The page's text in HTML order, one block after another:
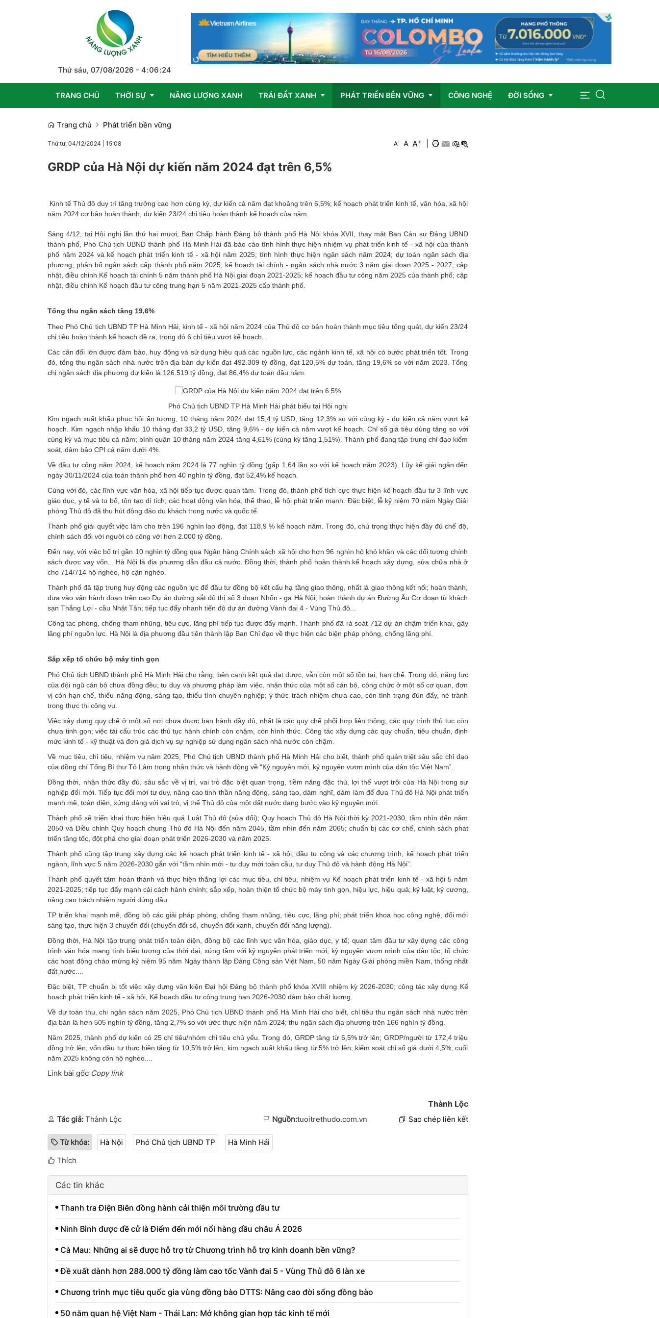
Thứ sáu, 07/08/2026 -4:06:25
TRANG CHỦ THỜI SỰ
Trong nước
Quốc tế
NĂNG LƯỢNG XANH TRÁI ĐẤT XANH
Giải pháp
PHÁT TRIỂN BỀN VỮNG CÔNG NGHỆ ĐỜI SỐNG
Trang chủ Phát triển bền vững
Thứ tư, 04/12/2024 15:08 A- A A+
GRDP của Hà Nội dự kiến năm 2024 đạt trên 6,5%
Kinh tế Thủ đô duy trì tăng trưởng cao hơn cùng kỳ, dự kiến cả năm đạt khoảng trên 6,5%; kế hoạch phát triển kinh tế, văn hóa, xã hội
năm 2024 cơ bản hoàn thành, dự kiến 23/24 chỉ tiêu hoàn thành kế hoạch của năm.
Sáng 4/12, tại Hội nghị lần thứ hai mươi, Ban Chấp hành Đảng bộ thành phố Hà Nội khóa XVII, thay mặt Ban Cán sự Đảng UBND
thành phố, Phó Chủ tịch UBND thành phố Hà Minh Hải đã báo cáo tình hình thực hiện nhiệm vụ phát triển kinh tế - xã hội của thành
phố năm 2024 và kế hoạch phát triển kinh tế - xã hội năm 2025; tình hình thực hiện ngân sách năm 2024; dự toán ngân sách địa
phương; phân bổ ngân sách cấp thành phố năm 2025; kế hoạch tài chính - ngân sách nhà nước 3 năm giai đoạn 2025 - 2027; cập
nhật, điều chỉnh Kế hoạch tài chính 5 năm thành phố Hà Nội giai đoạn 2021-2025; kế hoạch đầu tư công năm 2025 của thành phố; cập
nhật, điều chỉnh Kế hoạch đầu tư công trung hạn 5 năm 2021-2025 cấp thành phố.
Tổng thu ngân sách tăng 19,6%
Theo Phó Chủ tịch UBND TP Hà Minh Hải, kinh tế - xã hội năm 2024 của Thủ đô cơ bản hoàn thành mục tiêu tổng quát, dự kiến 23/24
chỉ tiêu hoàn thành kế hoạch đề ra, trong đó 6 chỉ tiêu vượt kế hoạch.
Các cân đối lớn được đảm bảo, huy động và sử dụng hiệu quả các nguồn lực, các ngành kinh tế, xã hội có bước phát triển tốt. Trong
đó, tổng thu ngân sách nhà nước trên địa bàn dự kiến đạt 492.309 tỷ đồng, đạt 120,5% dự toán, tăng 19,6% so với năm 2023. Tổng
chi ngân sách địa phương dự kiến là 126.519 tỷ đồng, đạt 86,4% dự toán đầu năm.
Phó Chủ tịch UBND TP Hà Minh Hải phát biểu tại Hội nghị
Kim ngạch xuất khẩu phục hồi ấn tượng, 10 tháng năm 2024 đạt 15,4 tỷ USD, tăng 12,3% so với cùng kỳ - dự kiến cả năm vượt kế
hoạch. Kim ngạch nhập khẩu 10 tháng đạt 33,2 tỷ USD, tăng 9,6% - dự kiến cả năm vượt kế hoạch. Chỉ số giá tiêu dùng tăng so với
cùng kỳ và mục tiêu cả năm; bình quân 10 tháng năm 2024 tăng 4,61% (cùng kỳ tăng 1,51%). Thành phố đang tập trung chỉ đạo kiểm
soát, đảm bảo CPI cả năm dưới 4%.
Về đầu tư công năm 2024, kế hoạch năm 2024 là 77 nghìn tỷ đồng (gấp 1,64 lần so với kế hoạch năm 2023). Lũy kế giải ngân đến
ngày 30/11/2024 của toàn thành phố hơn 40 nghìn tỷ đồng, đạt 52,4% kế hoạch.
Cùng với đó, các lĩnh vực văn hóa, xã hội tiếp tục được quan tâm. Trong đó, thành phố tích cực thực hiện kế hoạch đầu tư 3 lĩnh vực
giáo dục, y tế và tu bổ, tôn tạo di tích; các hoạt động văn hóa, thể thao, lễ hội phát triển mạnh. Đặc biệt, lễ kỷ niệm 70 năm Ngày Giải
phóng Thủ đô đã thu hút đông đảo du khách trong nước và quốc tế.
Thành phố giải quyết việc làm cho trên 196 nghìn lao động, đạt 118,9 % kế hoạch năm. Trong đó, chú trọng thực hiện đầy đủ chế độ,
chính sách đối với người có công với hơn 2.000 tỷ đồng.
Đến nay, với việc bố trí gần 10 nghìn tỷ đồng qua Ngân hàng Chính sách xã hội cho hơn 96 nghìn hộ khó khăn và các đối tượng chính
sách được vay vốn... Hà Nội là địa phương dẫn đầu cả nước. Đồng thời, thành phố hoàn thành kế hoạch xây dựng, sửa chữa nhà ở
cho 714/714 hộ nghèo, hộ cận nghèo.
Thành phố đã tập trung huy động các nguồn lực để đầu tư đồng bộ kết cấu hạ tầng giao thông, nhất là giao thông kết nối; hoàn thành,
đưa vào vận hành đoạn trên cao Dự án đường sắt đô thị số 3 đoạn Nhổn - ga Hà Nội; hoàn thành dự án Đường Âu Cơ đoạn từ khách
sạn Thắng Lợi - cầu Nhật Tân; tiếp tục đẩy nhanh tiến độ dự án đường Vành đai 4 - Vùng Thủ đô...
Công tác phòng, chống tham nhũng, tiêu cực, lãng phí tiếp tục được đẩy mạnh. Thành phố đã rà soát 712 dự án chậm triển khai, gây
lãng phí nguồn lực. Hà Nội là địa phương đầu tiên thành lập Ban Chỉ đạo về thực hiện các biện pháp phòng, chống lãng phí.
Sắp xếp tổ chức bộ máy tinh gọn
Phó Chủ tịch UBND thành phố Hà Minh Hải cho rằng, bên cạnh kết quả đạt được, vẫn còn một số tồn tại, hạn chế. Trong đó, năng lực
của đội ngũ cán bộ chưa đồng đều; tư duy và phương pháp làm việc, nhận thức của một số cán bộ, công chức ở một số cơ quan, đơn
vị còn hạn chế, thiếu năng động, sáng tạo, thiếu tính chuyên nghiệp; ý thức trách nhiệm chưa cao, còn tình trạng đùn đẩy, né tránh
trong thực thi công vụ.
Việc xây dựng quy chế ở một số nơi chưa được ban hành đầy đủ, nhất là các quy chế phối hợp liên thông; các quy trình thủ tục còn
chưa tinh gọn; việc tái cấu trúc các thủ tục hành chính còn chậm, còn hình thức. Công tác xây dựng các quy chuẩn, tiêu chuẩn, định
mức kinh tế - kỹ thuật và đơn giá dịch vụ sự nghiệp sử dụng ngân sách nhà nước còn chậm.
Về mục tiêu, chỉ tiêu, nhiệm vụ năm 2025, Phó Chủ tịch UBND thành phố Hà Minh Hải cho biết, thành phố quán triệt sâu sắc chỉ đạo
của đồng chí Tổng Bí thư Tô Lâm trong nhận thức và hành động về “Kỷ nguyên mới, kỷ nguyên vươn mình của dân tộc Việt Nam”.
Đồng thời, nhận thức đầy đủ, sâu sắc về vị trí, vai trò đặc biệt quan trọng, tiềm năng đặc thù, lợi thế vượt trội của Hà Nội trong sự
nghiệp đổi mới. Tiếp tục đổi mới tư duy, nâng cao tinh thần năng động, sáng tạo, dám nghĩ, dám làm để đưa Thủ đô Hà Nội phát triển
mạnh mẽ, toàn diện, xứng đáng với vai trò, vị thế Thủ đô của một đất nước đang bước vào kỷ nguyên mới.
Thành phố sẽ triển khai thực hiện hiệu quả Luật Thủ đô (sửa đổi); Quy hoạch Thủ đô Hà Nội thời kỳ 2021-2030, tầm nhìn đến năm
2050 và Điều chỉnh Quy hoạch chung Thủ đô Hà Nội đến năm 2045, tầm nhìn đến năm 2065; chuẩn bị các cơ chế, chính sách phát
triển tăng tốc, đột phá cho giai đoạn phát triển 2026-2030 và năm 2025.
Thành phố cũng tập trung xây dựng các kế hoạch phát triển kinh tế - xã hội, đầu tư công và các chương trình, kế hoạch phát triển
ngành, lĩnh vực 5 năm 2026-2030 gắn với “tầm nhìn mới - tư duy mới toàn cầu, tư duy Thủ đô và hành động Hà Nội”.
Thành phố quyết tâm hoàn thành và thực hiện thắng lợi các mục tiêu, chỉ tiêu, nhiệm vụ Kế hoạch phát triển kinh tế - xã hội 5 năm
2021-2025; tiếp tục đẩy mạnh cải cách hành chính; sắp xếp, hoàn thiện tổ chức bộ máy tinh gọn, hiệu lực, hiệu quả; kỷ luật, kỷ cương,
nâng cao trách nhiệm người đứng đầu
TP triển khai mạnh mẽ, đồng bộ các giải pháp phòng, chống tham nhũng, tiêu cực, lãng phí; phát triển khoa học công nghệ, đổi mới
sáng tạo, thực hiện 3 chuyển đối (chuyển đổi số, chuyển đổi xanh, chuyển đổi năng lượng).
Đồng thời, Hà Nội tập trung phát triển toàn diện, đồng bộ các lĩnh vực văn hóa, giáo dục, y tế; quan tâm đầu tư xây dựng các công
trình văn hóa mang tính biểu tượng của thời đại, xứng tầm với kỷ nguyên phát triển mới, kỷ nguyên vươn mình của dân tộc; tổ chức
các hoạt động chào mừng kỷ niệm 95 năm Ngày thành lập Đảng Cộng sản Việt Nam, 50 năm Ngày Giải phóng miền Nam, thống nhất
đất nước....
Đặc biệt, TP chuẩn bị tốt việc xây dựng văn kiện Đại hội Đảng bộ thành phố khóa XVIII nhiệm kỳ 2026-2030; công tác xây dựng Kế
hoạch phát triển kinh tế - xã hội, Kế hoạch đầu tư công trung hạn 2026-2030 đảm bảo chất lượng.
Về dự toán thu, chi ngân sách năm 2025, Phó Chủ tịch UBND thành phố Hà Minh Hải cho biết, chỉ tiêu thu ngân sách nhà nước trên
địa bàn là hơn 505 nghìn tỷ đồng, tăng 2,7% so với ước thực hiện năm 2024; thu ngân sách địa phương trên 166 nghìn tỷ đồng.
Năm 2025, thành phố dự kiến có 25 chỉ tiêu/nhóm chỉ tiêu chủ yếu. Trong đó, GRDP tăng từ 6,5% trở lên; GRDP/người từ 172,4 triệu
đồng trở lên; vốn đầu tư thực hiện tăng từ 10,5% trở lên; kim ngạch xuất khẩu tăng từ 5% trở lên; kiểm soát chỉ số giá dưới 4,5%; cuối
năm 2025 không còn hộ nghèo....
Link bài gốc Copy link
Thành Lộc
Tác giả: Thành Lộc Nguồn:tuoitrethudo.com.vn Sao chép liên kết
Từ khóa: Hà Nội Phó Chủ tịch UBND TP
Hà Minh Hải
Thích
Các tin khác
Thanh tra Điện Biên đồng hành cải thiện môi trường đầu tư
Ninh Bình được đề cử là Điểm đến mới nổi hàng đầu châu Á 2026
Cà Mau: Những ai sẽ được hỗ trợ từ Chương trình hỗ trợ kinh doanh bền vững?
Đề xuất dành hơn 288.000 tỷ đồng làm cao tốc Vành đai 5 - Vùng Thủ đô 6 làn xe
Chương trình mục tiêu quốc gia vùng đồng bào DTTS: Nâng cao đời sống đồng bào
50 năm quan hệ Việt Nam - Thái Lan: Mở không gian hợp tác kinh tế mới